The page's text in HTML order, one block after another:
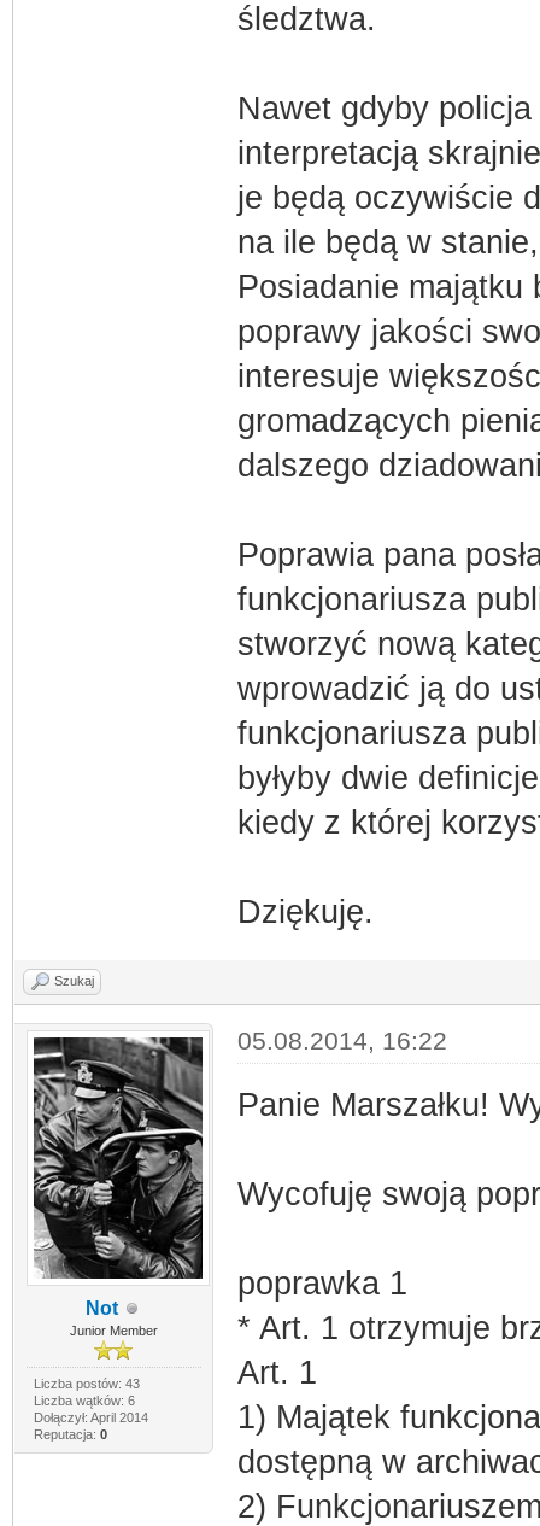
śledztwa.
Nawet gdyby
interpretacją
je będą oczywiście
na ile będą w
Posiadanie majątku
poprawy jakości
interesuje
gromadzących
dalszego
Poprawia pana
funkcjonariusza
stworzyć nową
wprowadzić ją do
funkcjonariusza
byłyby dwie
kiedy z której
Dziękuję.
Szukaj
Not
Junior Member
Liczba postów: 43
Liczba wątków: 6
Dołączył: April 2014
Reputacja: 0
05.08.2014, 16:22
Panie Marszałku!
Wycofuję swoją
poprawka 1
* Art. 1 otrzymuje
Art. 1
1) Majątek
dostępną w
2)